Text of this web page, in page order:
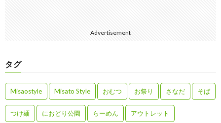
Advertisement
タグ
Misaostyle Misato Style おむつ お祭り さなだ そば
つけ麺 におどり公園 らーめん アウトレット